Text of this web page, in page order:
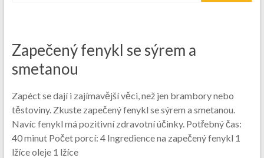
Zapečený fenykl se sýrem a
smetanou
Zapéct se dají i zajímavější věci, než jen brambory nebo
těstoviny. Zkuste zapečený fenykl se sýrem a smetanou.
Navíc fenykl má pozitivní zdravotní účinky. Potřebný čas:
40 minut Počet porcí: 4 Ingredience na zapečený fenykl 1
lžíce oleje 1 lžíce